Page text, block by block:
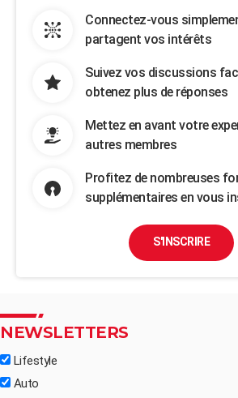
Connectez-vous
partagent vos intérêts
Suivez vos discussions
obtenez plus de réponses
Mettez en avant votre
autres membres
Profitez de nombreuses
supplémentaires en vous
S'INSCRIRE
NEWSLETTERS
Lifestyle
Auto